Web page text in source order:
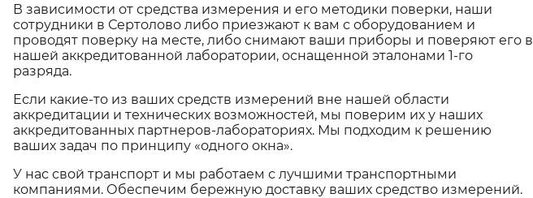
В зависимости от средства измерения и его методики поверки, наши
сотрудники в Сертолово либо приезжают к вам с оборудованием и
проводят поверку на месте, либо снимают ваши приборы и поверяют его в
нашей аккредитованной лаборатории, оснащенной эталонами 1-го
разряда.
Если какие-то из ваших средств измерений вне нашей области
аккредитации и технических возможностей, мы поверим их у наших
аккредитованных партнеров-лабораториях. Мы подходим к решению
ваших задач по принципу «одного окна».
У нас свой транспорт и мы работаем с лучшими транспортными
компаниями. Обеспечим бережную доставку ваших средство измерений.